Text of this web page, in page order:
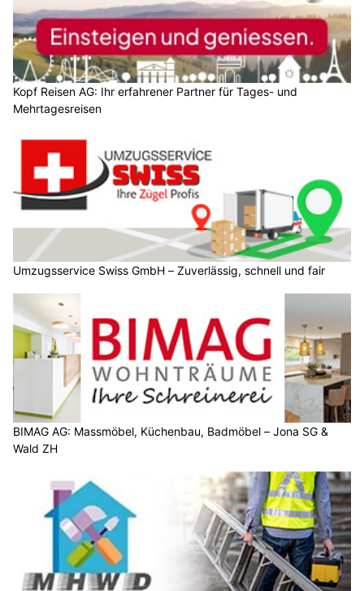
Kopf Reisen AG: Ihr erfahrener Partner für Tages- und
Mehrtagesreisen
Umzugsservice Swiss GmbH – Zuverlässig, schnell und fair
BIMAG AG: Massmöbel, Küchenbau, Badmöbel – Jona SG &
Wald ZH